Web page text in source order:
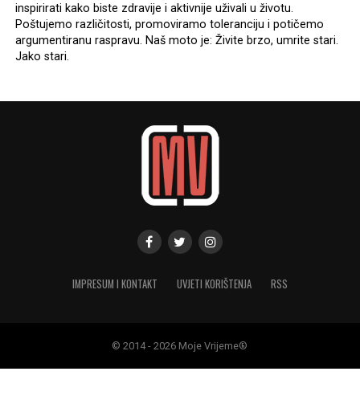
inspirirati kako biste zdravije i aktivnije uživali u životu.
Poštujemo različitosti, promoviramo toleranciju i potičemo
argumentiranu raspravu. Naš moto je: Živite brzo, umrite stari.
Jako stari.
IMPRESUM I KONTAKT UVJETI KORIŠTENJA RSS
© 2014 - 2026 Moje Vrijeme®